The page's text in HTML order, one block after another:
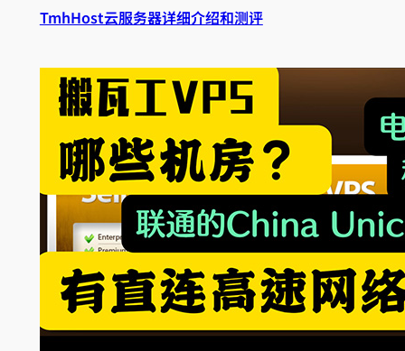
TmhHost云服务器详细介绍和测评